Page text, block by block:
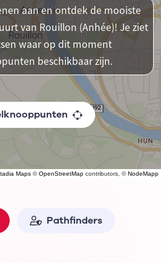
Maps ©OpenStreetMap contributors, ©NodeMapp
aan en ontdek de mooiste
van Rouillon (Anhée)! Je ziet
waar op dit moment
beschikbaar zijn.
Pathfinders